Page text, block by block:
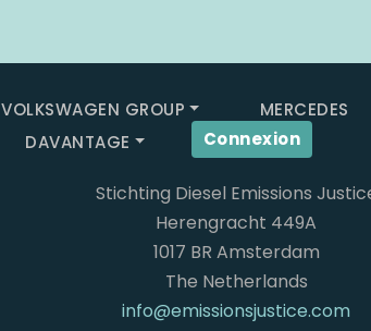
VOLKSWAGEN GROUP MERCEDES
DAVANTAGE Connexion
Stichting Diesel Emissions
Herengracht 449A
1017 BR Amsterdam
The Netherlands
info@emissionsjustice.com